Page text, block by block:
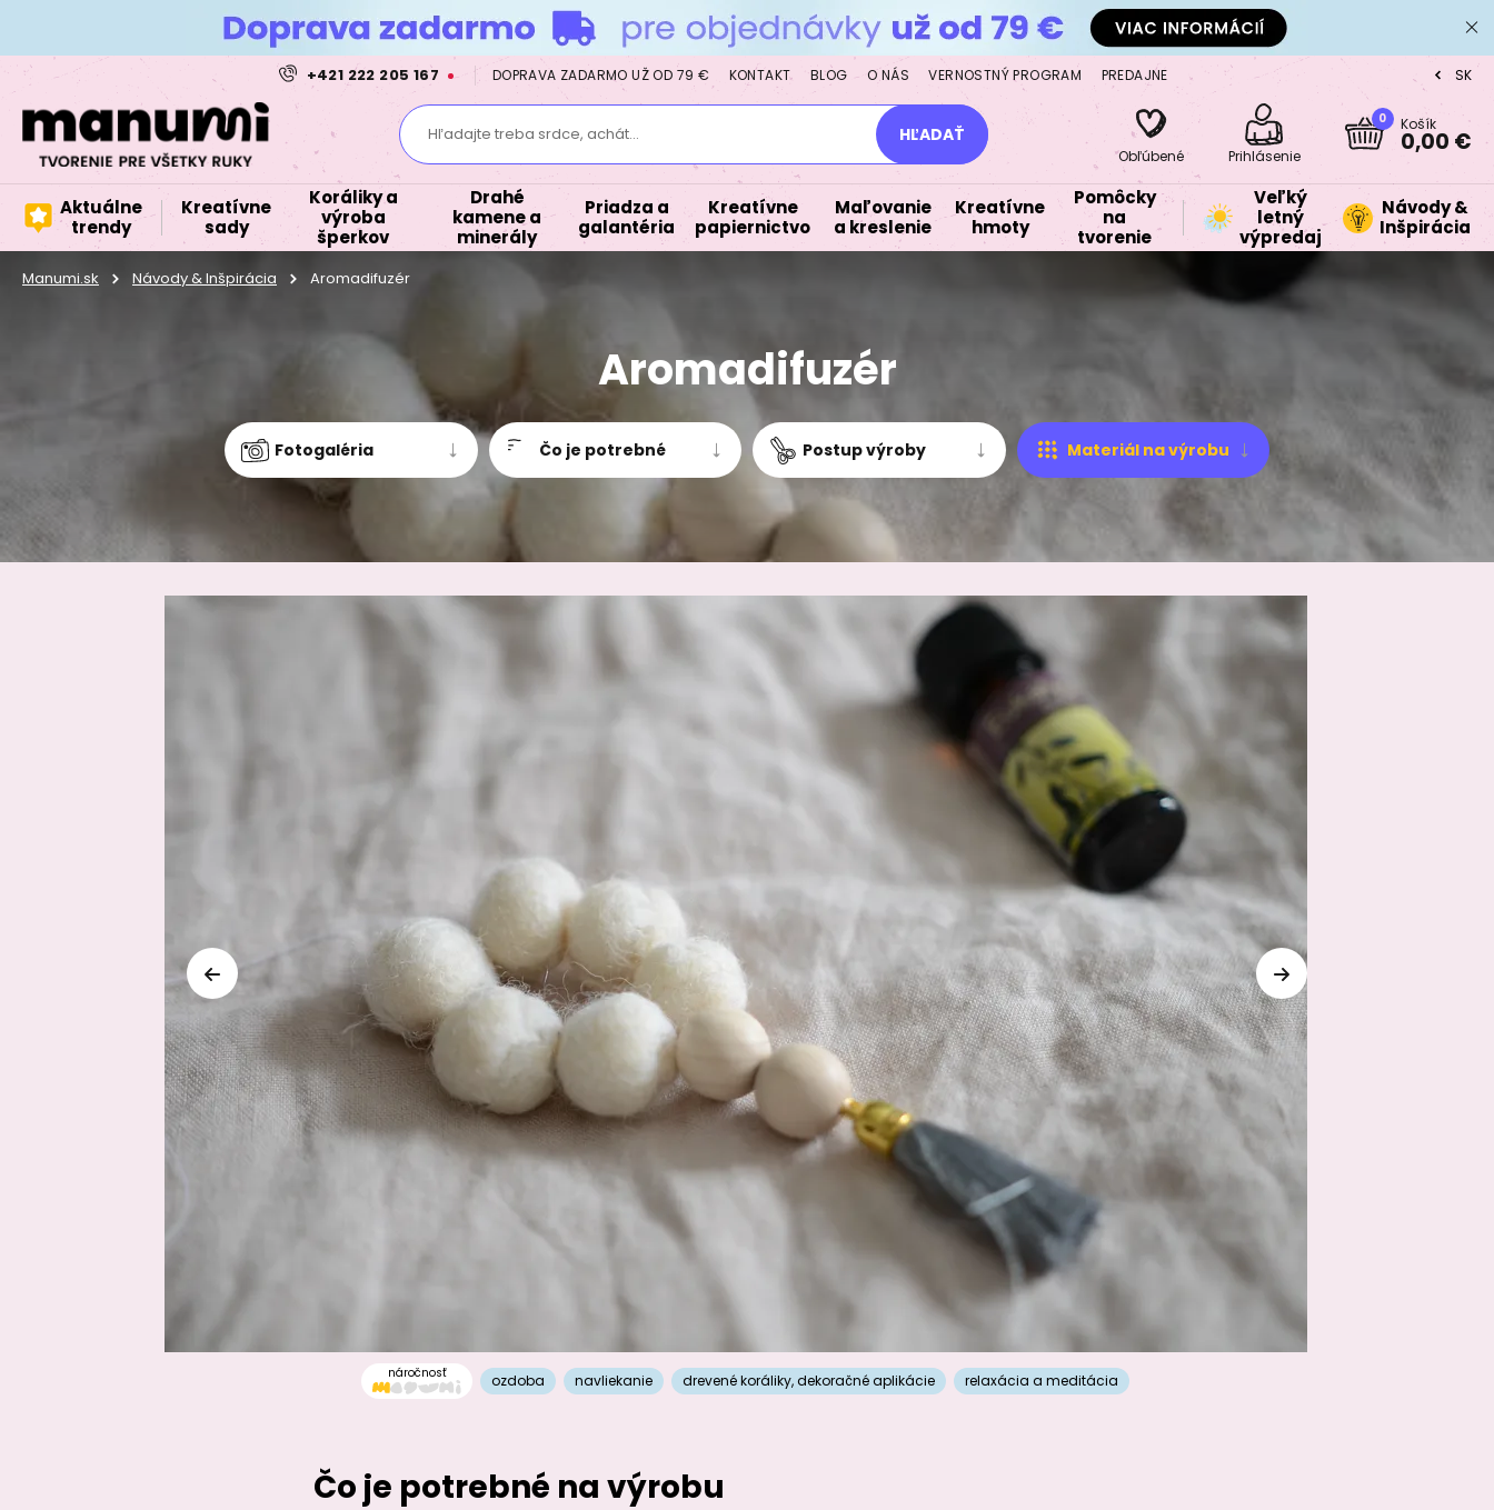
+421 222 205 167 DOPRAVA ZADARMO UŽ OD 79 € KONTAKT BLOG O NÁS VERNOSTNÝ PROGRAM PREDAJNE CZ
SK
Hľadajte treba srdce, achát... HĽADAŤ
Obľúbené Prihlásenie
0 Košík
0,00 €
Aktuálne
trendy
Kreatívne
sady
Koráliky a
výroba
šperkov
Drahé
kamene a
minerály
Priadza a
galantéria
Kreatívne
papiernictvo
Maľovanie
a kreslenie
Kreatívne
hmoty
Pomôcky
na
tvorenie
Veľký
letný
výpredaj
Návody &
Inšpirácia
Manumi.sk Návody & Inšpirácia Aromadifuzér
Aromadifuzér
Fotogaléria Čo je potrebné Postup výroby Materiál na výrobu
náročnosť ozdoba navliekanie drevené koráliky,dekoračné aplikácie relaxácia a meditácia
Čo je potrebné na výrobu